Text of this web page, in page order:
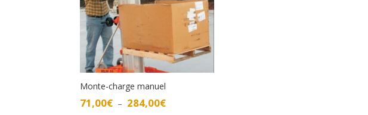
Monte-charge manuel
71,00€ – 284,00€Plage